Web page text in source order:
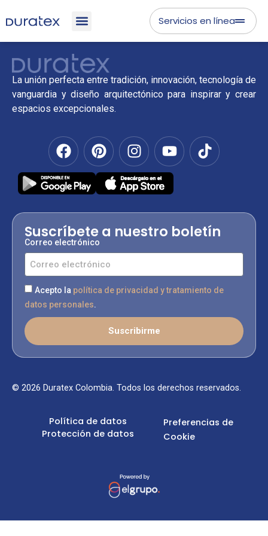
Servicios en línea
La unión perfecta entre tradición, innovación, tecnología de
vanguardia y diseño arquitectónico para inspirar y crear
espacios excepcionales.
Suscríbete a nuestro boletín
Correo electrónico
Acepto la política de privacidad y tratamiento de
datos personales.
Suscribirme
© 2026 Duratex Colombia. Todos los derechos reservados.
Política de datos
Protección de datos
Preferencias de
Cookie